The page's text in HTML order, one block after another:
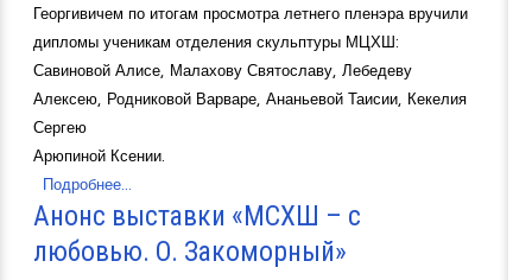
Георгивичем по итогам просмотра летнего пленэра вручили
дипломы ученикам отделения скульптуры МЦХШ:
Савиновой Алисе, Малахову Святославу, Лебедеву
Алексею, Родниковой Варваре, Ананьевой Таисии, Кекелия
Сергею
Арюпиной Ксении.
Подробнее...
Анонс выставки «МСХШ – с
любовью. О. Закоморный»